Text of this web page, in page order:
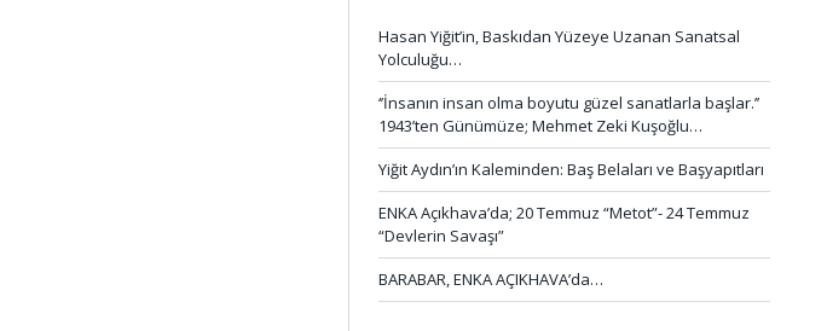
Hasan Yiğit’in, Baskıdan Yüzeye Uzanan Sanatsal
Yolculuğu…
‘’İnsanın insan olma boyutu güzel sanatlarla başlar.’’
1943’ten Günümüze; Mehmet Zeki Kuşoğlu…
Yiğit Aydın’ın Kaleminden: Baş Belaları ve Başyapıtları
ENKA Açıkhava’da; 20 Temmuz “Metot”- 24 Temmuz
“Devlerin Savaşı”
BARABAR, ENKA AÇIKHAVA’da…